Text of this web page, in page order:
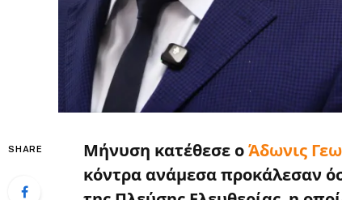
SHARE Μήνυση κατέθεσε ο Άδωνις
κόντρα ανάμεσα προκάλεσαν